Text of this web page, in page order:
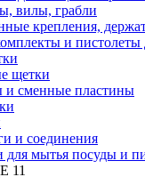
вилы, грабли
крепления,
и пистолеты
щетки
и сменные пластины
и соединения
мытья посуды и
11